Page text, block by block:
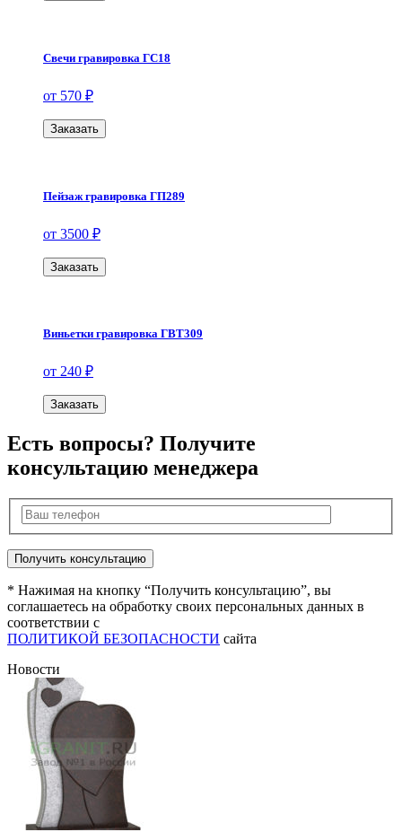
Свечи гравировка ГС18
от 570 ₽
Заказать
Пейзаж гравировка ГП289
от 3500 ₽
Заказать
Виньетки гравировка ГВТ309
от 240 ₽
Заказать
Есть вопросы? Получите
консультацию менеджера
* Нажимая на кнопку “Получить консультацию”, вы
соглашаетесь на обработку своих персональных данных в
соответствии с
ПОЛИТИКОЙ БЕЗОПАСНОСТИ сайта
Новости